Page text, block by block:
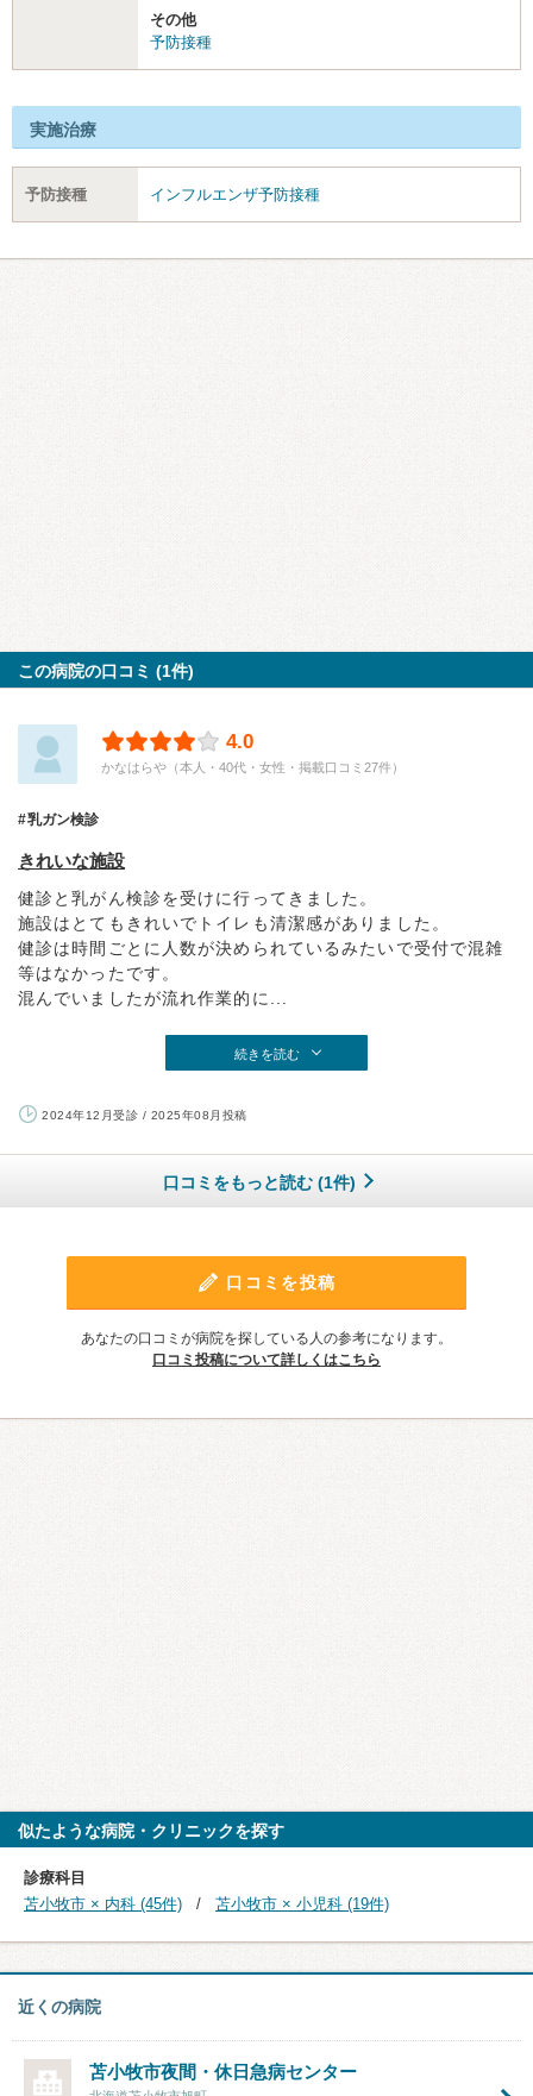
その他
予防接種
実施治療
予防接種 インフルエンザ予防接種
この病院の口コミ (1件)
4.0
かなはらや（本人・40代・女性・掲載口コミ27件）
乳ガン検診
きれいな施設
健診と乳がん検診を受けに行ってきました。
施設はとてもきれいでトイレも清潔感がありました。
健診は時間ごとに人数が決められているみたいで受付で混雑
等はなかったです。
混んでいましたが流れ作業的に...
続きを読む
2024年12月受診 / 2025年08月投稿
口コミをもっと読む (1件)
口コミを投稿
あなたの口コミが病院を探している人の参考になります。
口コミ投稿について詳しくはこちら
似たような病院・クリニックを探す
診療科目
苫小牧市 × 内科 (45件)
苫小牧市 × 小児科 (19件)
近くの病院
苫小牧市夜間・休日急病センター